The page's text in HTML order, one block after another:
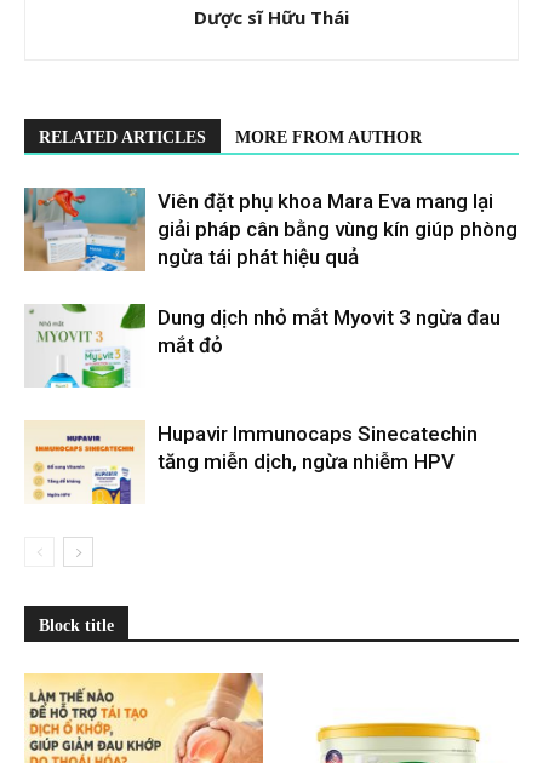
Dược sĩ Hữu Thái
RELATED ARTICLES MORE FROM AUTHOR
Viên đặt phụ khoa Mara Eva mang lại
giải pháp cân bằng vùng kín giúp phòng
ngừa tái phát hiệu quả
Dung dịch nhỏ mắt Myovit 3 ngừa đau
mắt đỏ
Hupavir Immunocaps Sinecatechin
tăng miễn dịch, ngừa nhiễm HPV
Block title